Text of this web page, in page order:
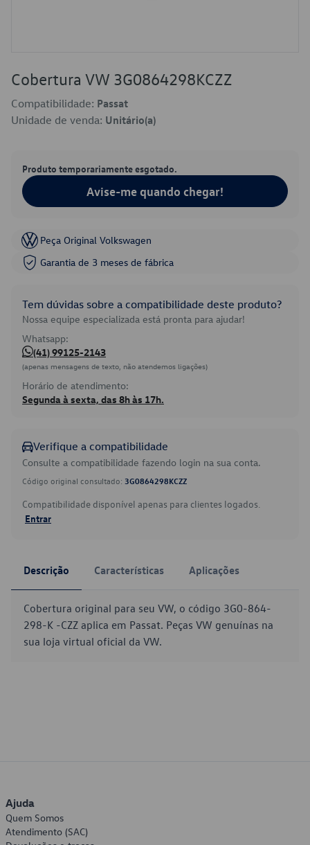
Cobertura VW 3G0864298KCZZ
Compatibilidade: Passat
Unidade de venda: Unitário(a)
Produto temporariamente esgotado.
Avise-me quando chegar!
Peça Original Volkswagen
Garantia de 3 meses de fábrica
Tem dúvidas sobre a compatibilidade deste produto?
Nossa equipe especializada está pronta para ajudar!
Whatsapp:
(41) 99125-2143
(apenas mensagens de texto, não atendemos ligações)
Horário de atendimento:
Segunda à sexta, das 8h às 17h.
Verifique a compatibilidade
Consulte a compatibilidade fazendo login na sua conta.
Código original consultado: 3G0864298KCZZ
Compatibilidade disponível apenas para clientes logados.
Entrar
Descrição Características Aplicações
Cobertura original para seu VW, o código 3G0-864-
298-K -CZZ aplica em Passat. Peças VW genuínas na
sua loja virtual oficial da VW.
Ajuda
Quem Somos
Atendimento (SAC)